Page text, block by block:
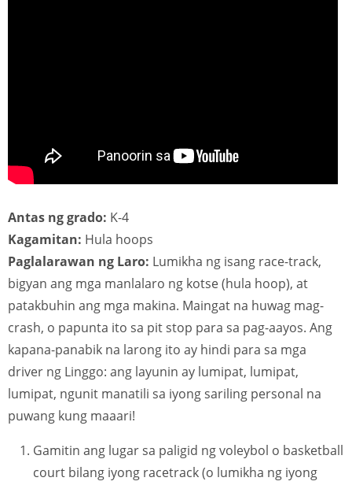
Antas ng grado: K-4
Kagamitan: Hula hoops
Paglalarawan ng Laro: Lumikha ng isang race-track,
bigyan ang mga manlalaro ng kotse (hula hoop), at
patakbuhin ang mga makina. Maingat na huwag mag-
crash, o papunta ito sa pit stop para sa pag-aayos. Ang
kapana-panabik na larong ito ay hindi para sa mga
driver ng Linggo: ang layunin ay lumipat, lumipat,
lumipat, ngunit manatili sa iyong sariling personal na
puwang kung maaari!
Gamitin ang lugar sa paligid ng voleybol o basketball
court bilang iyong racetrack (o lumikha ng iyong